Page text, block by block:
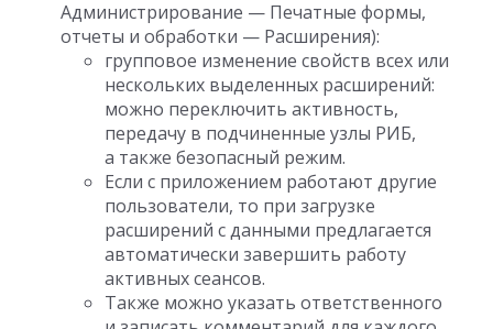
Администрирование — Печатные формы,
отчеты и обработки — Расширения):
групповое изменение свойств всех или
нескольких выделенных расширений:
можно переключить активность,
передачу в подчиненные узлы РИБ,
а также безопасный режим.
Если с приложением работают другие
пользователи, то при загрузке
расширений с данными предлагается
автоматически завершить работу
активных сеансов.
Также можно указать ответственного